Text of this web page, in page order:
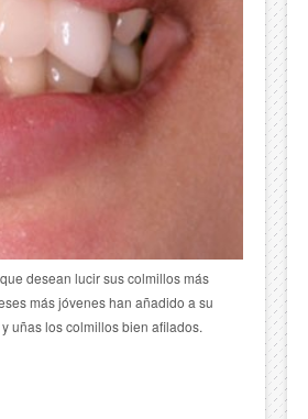
desean lucir sus colmillos más
más jóvenes han añadido a su
uñas los colmillos bien afilados.